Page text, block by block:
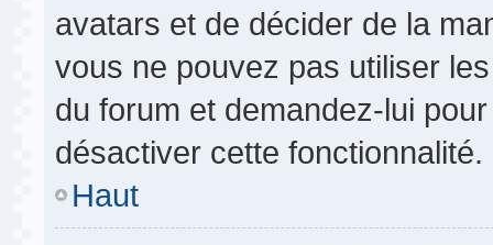
avatars et de décider de la
vous ne pouvez pas utiliser
du forum et demandez-lui
désactiver cette fonctionnalité.
Haut